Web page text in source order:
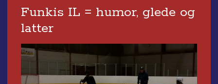
Funkis IL = humor, glede og
latter